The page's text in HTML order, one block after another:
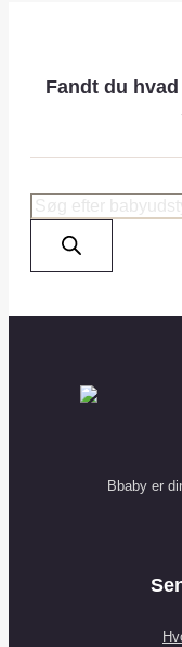
Fandt du
Products
search
Bbaby er